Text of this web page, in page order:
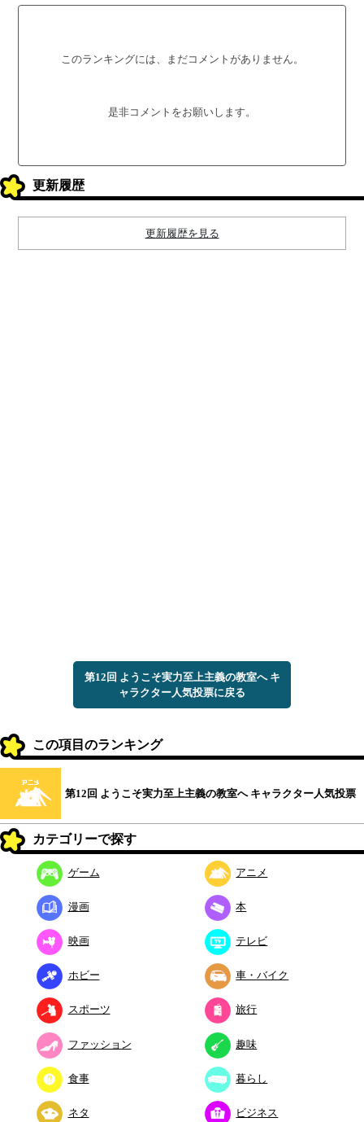
このランキングには、まだコメントがありません。
是非コメントをお願いします。
更新履歴
更新履歴を見る
第12回 ようこそ実力至上主義の教室へ キ
ャラクター人気投票に戻る
この項目のランキング
第12回 ようこそ実力至上主義の教室へ キャラクター人気投票
カテゴリーで探す
ゲーム アニメ
漫画 本
映画 テレビ
ホビー 車・バイク
スポーツ 旅行
ファッション 趣味
食事 暮らし
ネタ ビジネス